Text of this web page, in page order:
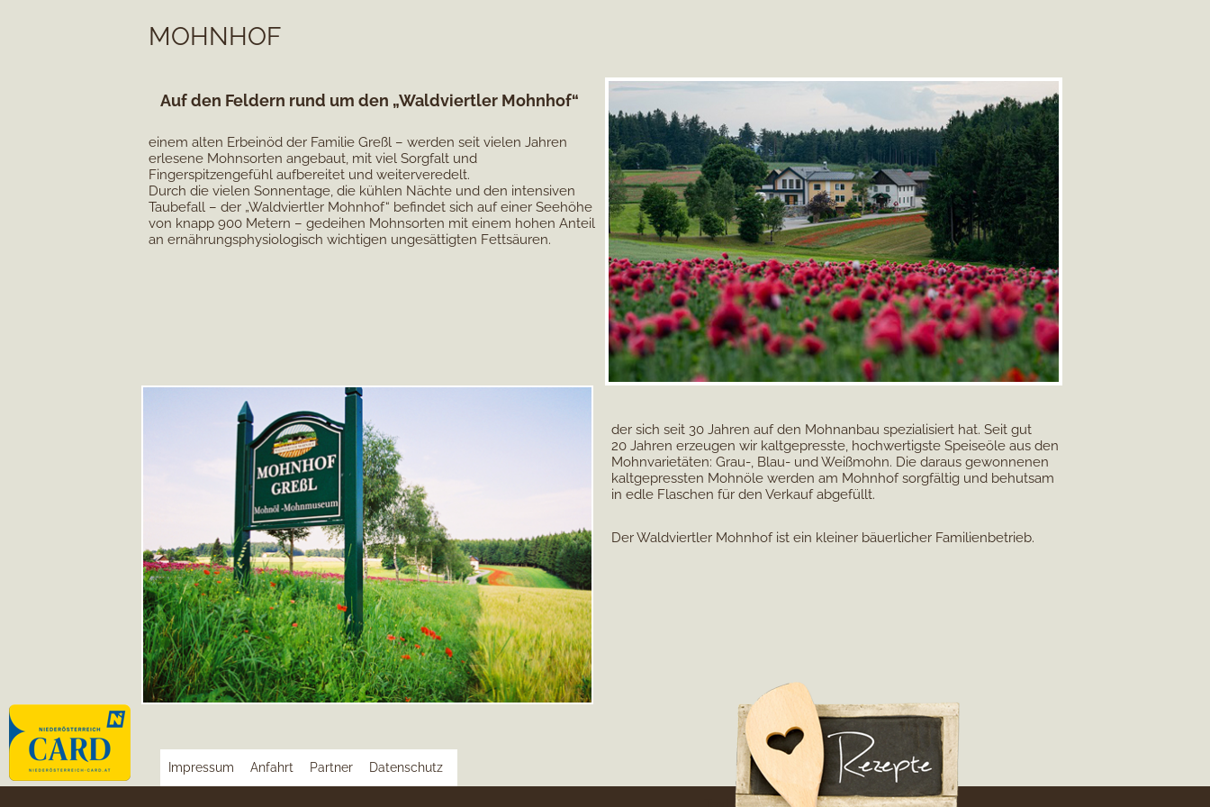
MOHNHOF
Auf den Feldern rund um den „Waldviertler Mohnhof“
einem alten Erbeinöd der Familie Greßl – werden seit vielen Jahren
erlesene Mohnsorten angebaut, mit viel Sorgfalt und
Fingerspitzengefühl aufbereitet und weiterveredelt.
Durch die vielen Sonnentage, die kühlen Nächte und den intensiven
Taubefall – der „Waldviertler Mohnhof“ befindet sich auf einer Seehöhe
von knapp 900 Metern – gedeihen Mohnsorten mit einem hohen Anteil
an ernährungsphysiologisch wichtigen ungesättigten Fettsäuren.
der sich seit 30 Jahren auf den Mohnanbau spezialisiert hat. Seit gut
20 Jahren erzeugen wir kaltgepresste, hochwertigste Speiseöle aus den
Mohnvarietäten: Grau-, Blau- und Weißmohn. Die daraus gewonnenen
kaltgepressten Mohnöle werden am Mohnhof sorgfältig und behutsam
in edle Flaschen für den Verkauf abgefüllt.
Der Waldviertler Mohnhof ist ein kleiner bäuerlicher Familienbetrieb.
Impressum Anfahrt Partner Datenschutz